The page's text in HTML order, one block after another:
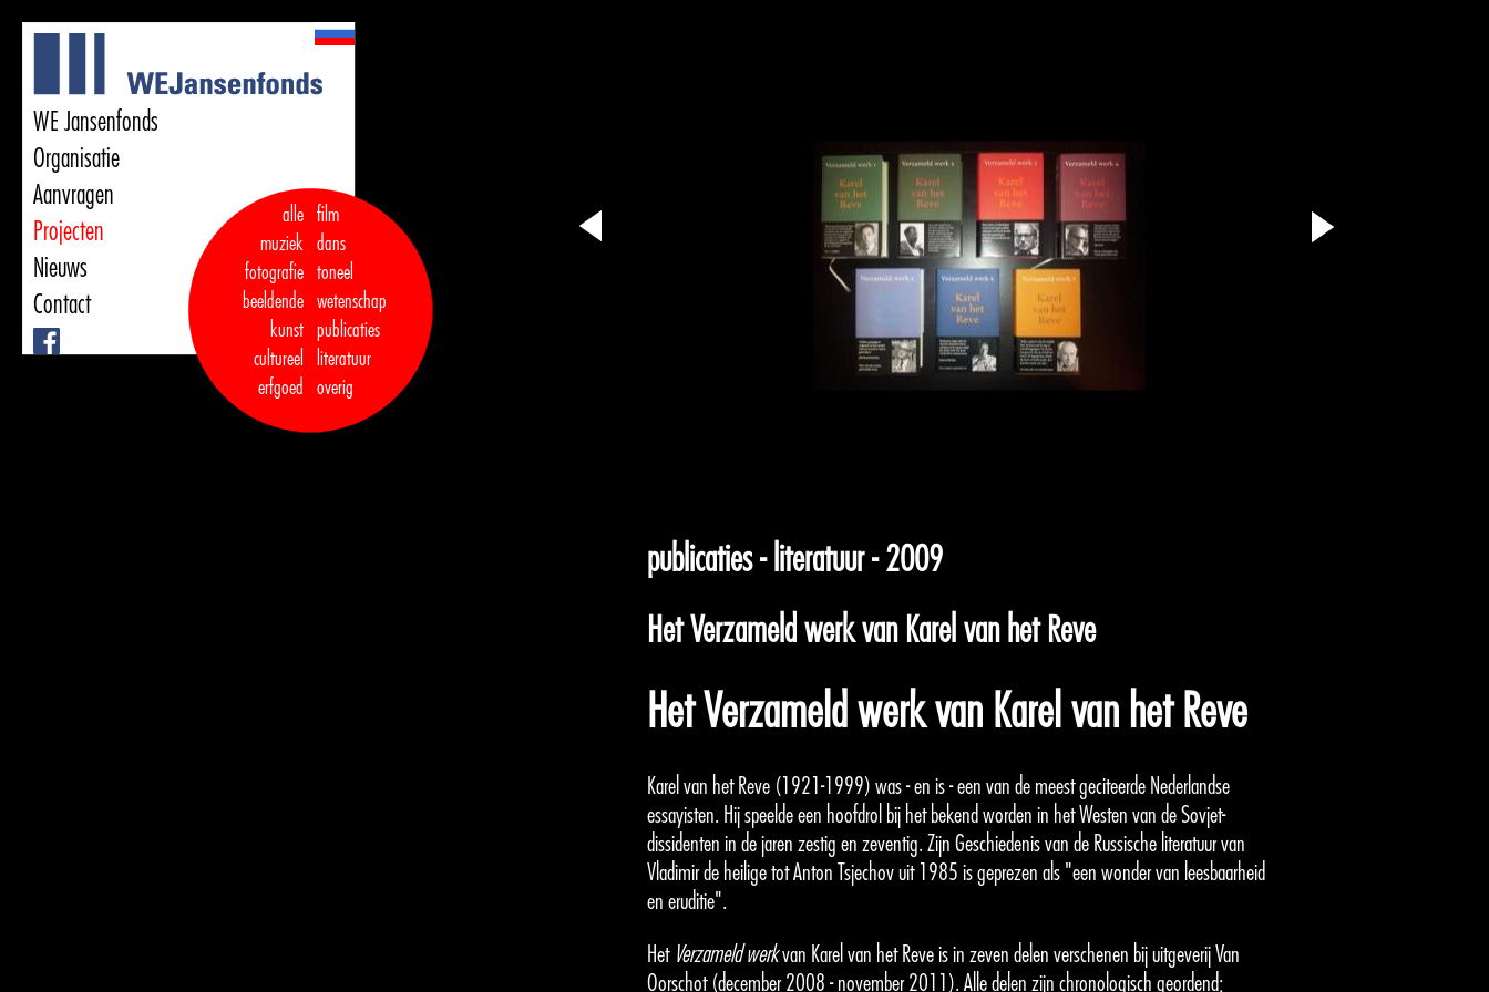
WE Jansenfonds
Organisatie
Aanvragen
Projecten
Nieuws
Contact
alle
muziek
fotografie
beeldende
kunst
cultureel
erfgoed
film
dans
toneel
wetenschap
publicaties
literatuur
overig
publicaties - literatuur - 2009
Het Verzameld werk van Karel van het Reve
Het Verzameld werk van Karel van het Reve
Karel van het Reve (1921-1999) was - en is - een van de meest geciteerde Nederlandse
essayisten. Hij speelde een hoofdrol bij het bekend worden in het Westen van de Sovjet-
dissidenten in de jaren zestig en zeventig. Zijn Geschiedenis van de Russische literatuur van
Vladimir de heilige tot Anton Tsjechovuit 1985 is geprezen als "een wonder van leesbaarheid
en eruditie".
Het Verzameld werkvan Karel van het Reve is in zeven delen verschenen bij uitgeverij Van
Oorschot (december 2008 - november 2011). Alle delen zijn chronologisch geordend;